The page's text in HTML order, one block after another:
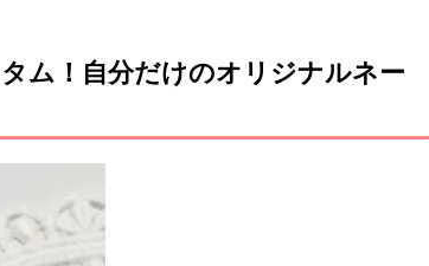
ム！自分だけのオリジナルネー